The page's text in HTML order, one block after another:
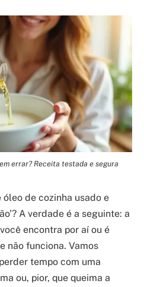
errar? Receita testada e segura
de cozinha usado e
A verdade é a seguinte: a
encontra por aí ou é
não funciona. Vamos
tempo com uma
ou, pior, que queima a